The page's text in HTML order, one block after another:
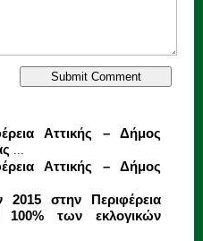
Αττικής – Δήμος
...
Αττικής – Δήμος
2015 στην Περιφέρεια
100% των εκλογικών